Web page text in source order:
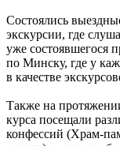
Состоялись
экскурсии, где
уже состоявшегося
по Минску, где у
в качестве
Также на
курса посещали
конфессий